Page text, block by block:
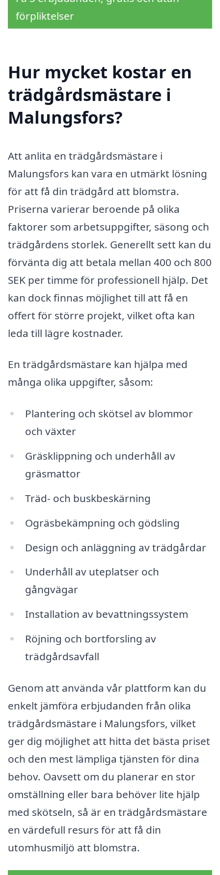
förpliktelser
Hur mycket kostar en
trädgårdsmästare i
Malungsfors?
Att anlita en trädgårdsmästare i
Malungsfors kan vara en utmärkt lösning
för att få din trädgård att blomstra.
Priserna varierar beroende på olika
faktorer som arbetsuppgifter, säsong och
trädgårdens storlek. Generellt sett kan du
förvänta dig att betala mellan 400 och 800
SEK per timme för professionell hjälp. Det
kan dock finnas möjlighet till att få en
offert för större projekt, vilket ofta kan
leda till lägre kostnader.
En trädgårdsmästare kan hjälpa med
många olika uppgifter, såsom:
Plantering och skötsel av blommor
och växter
Gräsklippning och underhåll av
gräsmattor
Träd- och buskbeskärning
Ogräsbekämpning och gödsling
Design och anläggning av trädgårdar
Underhåll av uteplatser och
gångvägar
Installation av bevattningssystem
Röjning och bortforsling av
trädgårdsavfall
Genom att använda vår plattform kan du
enkelt jämföra erbjudanden från olika
trädgårdsmästare i Malungsfors, vilket
ger dig möjlighet att hitta det bästa priset
och den mest lämpliga tjänsten för dina
behov. Oavsett om du planerar en stor
omställning eller bara behöver lite hjälp
med skötseln, så är en trädgårdsmästare
en värdefull resurs för att få din
utomhusmiljö att blomstra.